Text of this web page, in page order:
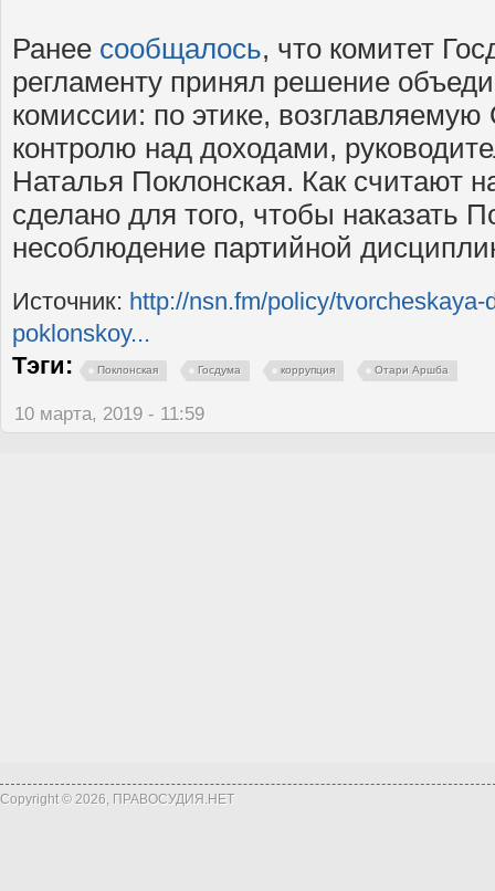
Ранее сообщалось, что комитет
регламенту принял решение
комиссии: по этике,
контролю над доходами,
Наталья Поклонская. Как считают
сделано для того, чтобы наказать
несоблюдение партийной
Источник: http://nsn.fm/policy/
poklonskoy...
Тэги:
Поклонская Госдума коррупция Отари Аршба
10 марта, 2019 - 11:59
Copyright © 2026, ПРАВОСУДИЯ.НЕТ